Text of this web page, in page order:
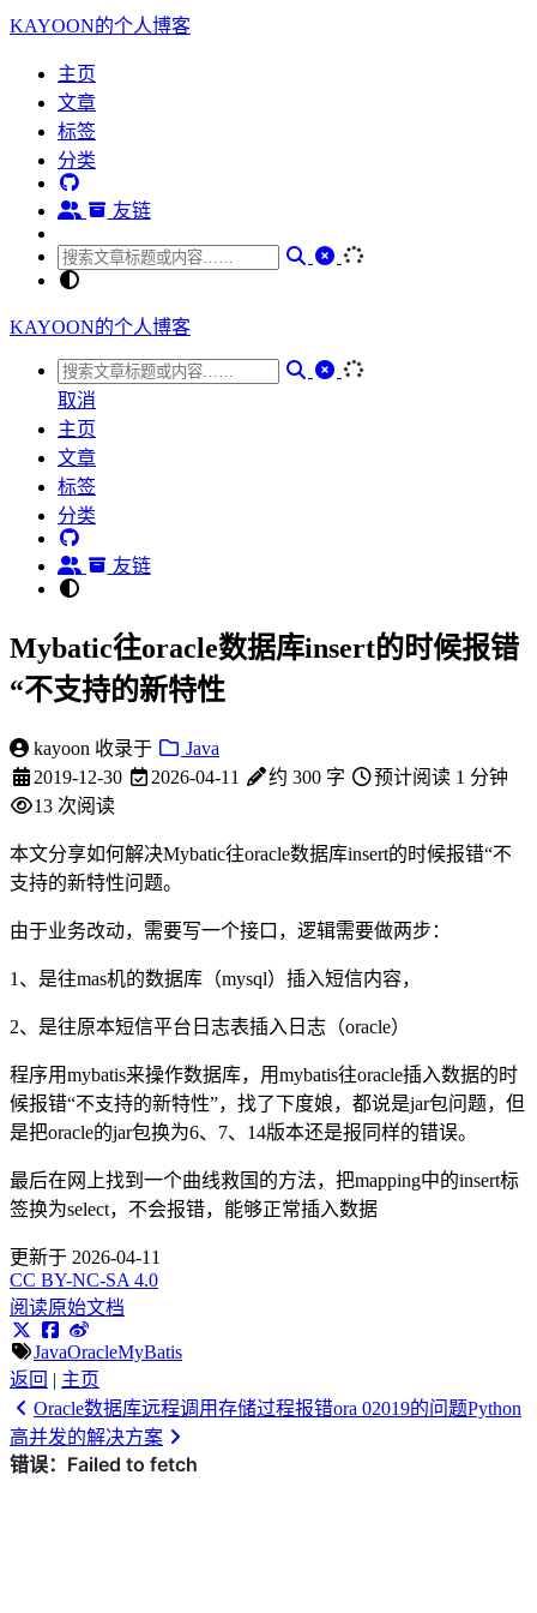
KAYOON的个人博客
主页
文章
标签
分类
友链
KAYOON的个人博客
取消
主页
文章
标签
分类
友链
Mybatic往oracle数据库insert的时候报错
“不支持的新特性
kayoon 收录于
Java
2019-12-30
2026-04-11 约 300 字
预计阅读 1 分钟
13 次阅读
本文分享如何解决Mybatic往oracle数据库insert的时候报错“不
支持的新特性问题。
由于业务改动，需要写一个接口，逻辑需要做两步：
1、是往mas机的数据库（mysql）插入短信内容，
2、是往原本短信平台日志表插入日志（oracle）
程序用mybatis来操作数据库，用mybatis往oracle插入数据的时
候报错“不支持的新特性”，找了下度娘，都说是jar包问题，但
是把oracle的jar包换为6、7、14版本还是报同样的错误。
最后在网上找到一个曲线救国的方法，把mapping中的insert标
签换为select，不会报错，能够正常插入数据
更新于 2026-04-11
CC BY-NC-SA 4.0
阅读原始文档
JavaOracleMyBatis
返回 | 主页
Oracle数据库远程调用存储过程报错ora 02019的问题Python
高并发的解决方案